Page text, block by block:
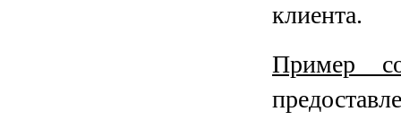
клиента.
Пример